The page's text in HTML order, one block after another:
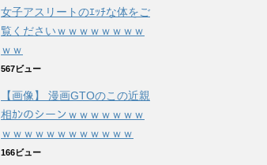
女子アスリートのｴｯﾁな体をご
覧くださいｗｗｗｗｗｗｗｗ
ｗｗ
567ビュー
【画像】 漫画GTOのこの近親
相ｶﾝのシーンｗｗｗｗｗｗｗ
ｗｗｗｗｗｗｗｗｗｗｗｗ
166ビュー